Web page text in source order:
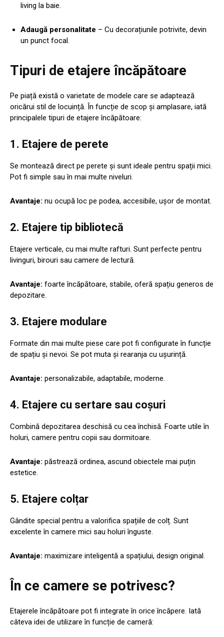
living la baie.
Adaugă personalitate – Cu decorațiunile potrivite, devin
un punct focal.
Tipuri de etajere încăpătoare
Pe piață există o varietate de modele care se adaptează
oricărui stil de locuință. În funcție de scop și amplasare, iată
principalele tipuri de etajere încăpătoare:
1. Etajere de perete
Se montează direct pe perete și sunt ideale pentru spații mici.
Pot fi simple sau în mai multe niveluri.
Avantaje: nu ocupă loc pe podea, accesibile, ușor de montat.
2. Etajere tip bibliotecă
Etajere verticale, cu mai multe rafturi. Sunt perfecte pentru
livinguri, birouri sau camere de lectură.
Avantaje: foarte încăpătoare, stabile, oferă spațiu generos de
depozitare.
3. Etajere modulare
Formate din mai multe piese care pot fi configurate în funcție
de spațiu și nevoi. Se pot muta și rearanja cu ușurință.
Avantaje: personalizabile, adaptabile, moderne.
4. Etajere cu sertare sau coșuri
Combină depozitarea deschisă cu cea închisă. Foarte utile în
holuri, camere pentru copii sau dormitoare.
Avantaje: păstrează ordinea, ascund obiectele mai puțin
estetice.
5. Etajere colțar
Gândite special pentru a valorifica spațiile de colț. Sunt
excelente în camere mici sau holuri înguste.
Avantaje: maximizare inteligentă a spațiului, design original.
În ce camere se potrivesc?
Etajerele încăpătoare pot fi integrate în orice încăpere. Iată
câteva idei de utilizare în funcție de cameră: